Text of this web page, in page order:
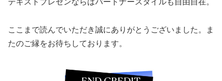
テキストプレゼンならばパートナースタイルも自由自在。
ここまで読んでいただき誠にありがとうございました。ま
たのご縁をお待ちしております。